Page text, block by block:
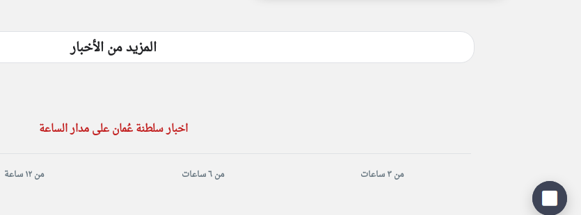
المزيد من الأخبار
اخبار سلطنة عُمان على مدار الساعة
من ٣ ساعات من ٦ ساعات من ١٢ ساعة